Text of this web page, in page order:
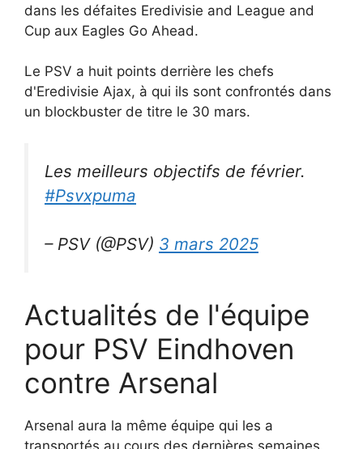
dans les défaites Eredivisie and League and
Cup aux Eagles Go Ahead.
Le PSV a huit points derrière les chefs
d'Eredivisie Ajax, à qui ils sont confrontés dans
un blockbuster de titre le 30 mars.
Les meilleurs objectifs de février.
#Psvxpuma
– PSV (@PSV) 3 mars 2025
Actualités de l'équipe
pour PSV Eindhoven
contre Arsenal
Arsenal aura la même équipe qui les a
transportés au cours des dernières semaines.